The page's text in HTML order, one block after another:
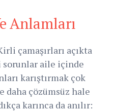
Anlamları
çamaşırları açıkta
sorunlar aile içinde
karıştırmak çok
daha çözümsüz hale
karınca da anılır: